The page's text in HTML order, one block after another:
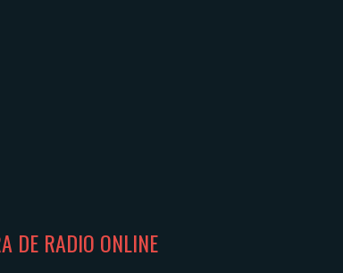
DE RADIO ONLINE